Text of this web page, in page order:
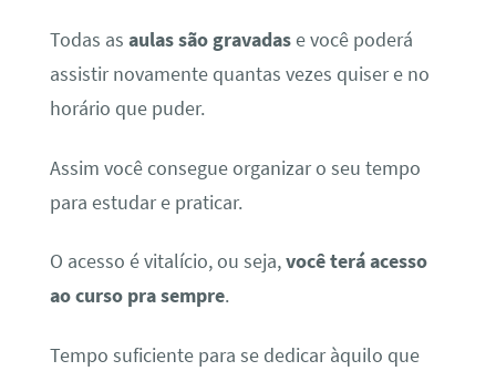
Todas as aulas são gravadase você poderá
assistir novamente quantas vezes quiser e no
horário que puder.
Assim você consegue organizar o seu tempo
para estudar e praticar.
O acesso é vitalício, ou seja,você terá acesso
ao curso pra sempre.
Tempo suficiente para se dedicar àquilo que